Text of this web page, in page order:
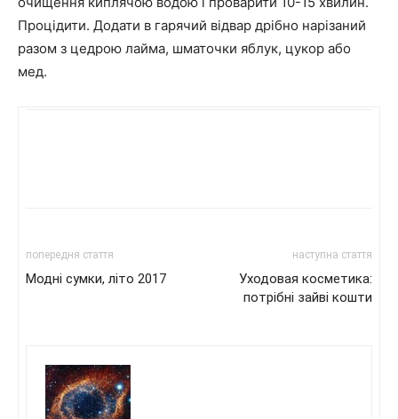
Процідити. Додати в гарячий відвар дрібно нарізаний
разом з цедрою лайма, шматочки яблук, цукор або
мед.
попередня стаття
Модні сумки, літо 2017
наступна стаття
Уходовая косметика:
потрібні зайві кошти